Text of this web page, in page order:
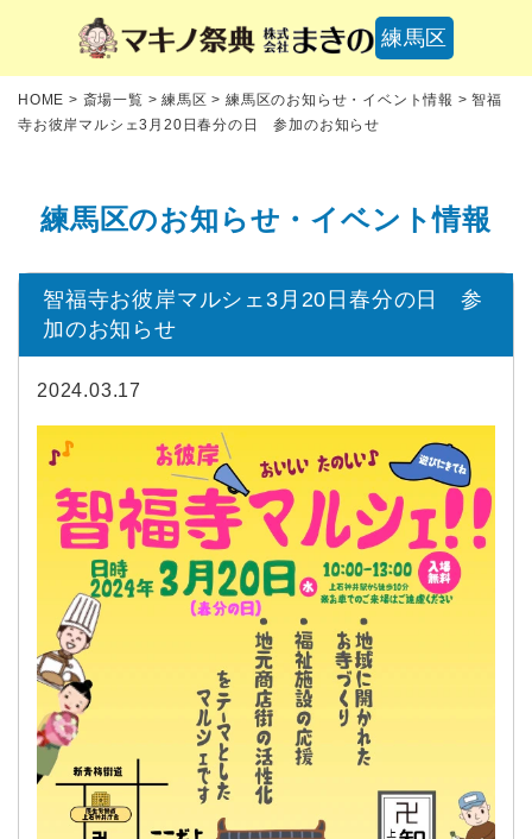
練馬区
HOME > 斎場一覧 >練馬区 >練馬区のお知らせ・イベント情報 >智福
寺お彼岸マルシェ3月20日春分の日 参加のお知らせ
練馬区のお知らせ・イベント情報
智福寺お彼岸マルシェ3月20日春分の日 参
加のお知らせ
2024.03.17